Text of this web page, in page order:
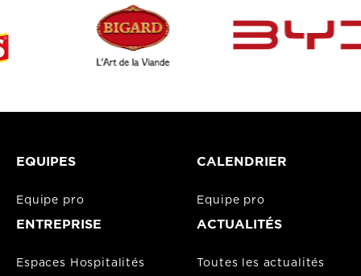
EQUIPES
Equipe pro
CALENDRIER
Equipe pro
ENTREPRISE
Espaces Hospitalités
ACTUALITÉS
Toutes les actualités